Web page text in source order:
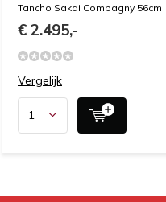
Tancho Sakai Compagny 56cm
€ 2.495,-
Vergelijk